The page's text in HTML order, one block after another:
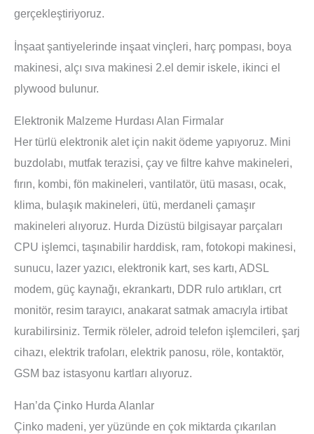
gerçekleştiriyoruz.
İnşaat şantiyelerinde inşaat vinçleri, harç pompası, boya
makinesi, alçı sıva makinesi 2.el demir iskele, ikinci el
plywood bulunur.
Elektronik Malzeme Hurdası Alan Firmalar
Her türlü elektronik alet için nakit ödeme yapıyoruz. Mini
buzdolabı, mutfak terazisi, çay ve filtre kahve makineleri,
fırın, kombi, fön makineleri, vantilatör, ütü masası, ocak,
klima, bulaşık makineleri, ütü, merdaneli çamaşır
makineleri alıyoruz. Hurda Dizüstü bilgisayar parçaları
CPU işlemci, taşınabilir harddisk, ram, fotokopi makinesi,
sunucu, lazer yazıcı, elektronik kart, ses kartı, ADSL
modem, güç kaynağı, ekrankartı, DDR rulo artıkları, crt
monitör, resim tarayıcı, anakarat satmak amacıyla irtibat
kurabilirsiniz. Termik röleler, adroid telefon işlemcileri, şarj
cihazı, elektrik trafoları, elektrik panosu, röle, kontaktör,
GSM baz istasyonu kartları alıyoruz.
Han’da Çinko Hurda Alanlar
Çinko madeni, yer yüzünde en çok miktarda çıkarılan